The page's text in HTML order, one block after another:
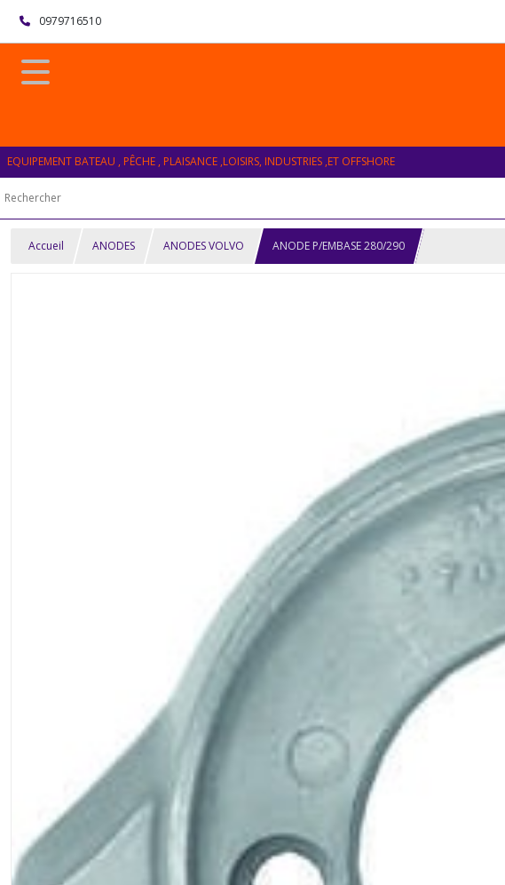
0979716510
EQUIPEMENT BATEAU , PÊCHE , PLAISANCE ,LOISIRS, INDUSTRIES ,ET OFFSHORE
Accueil ANODES ANODES VOLVO ANODE P/EMBASE 280/290